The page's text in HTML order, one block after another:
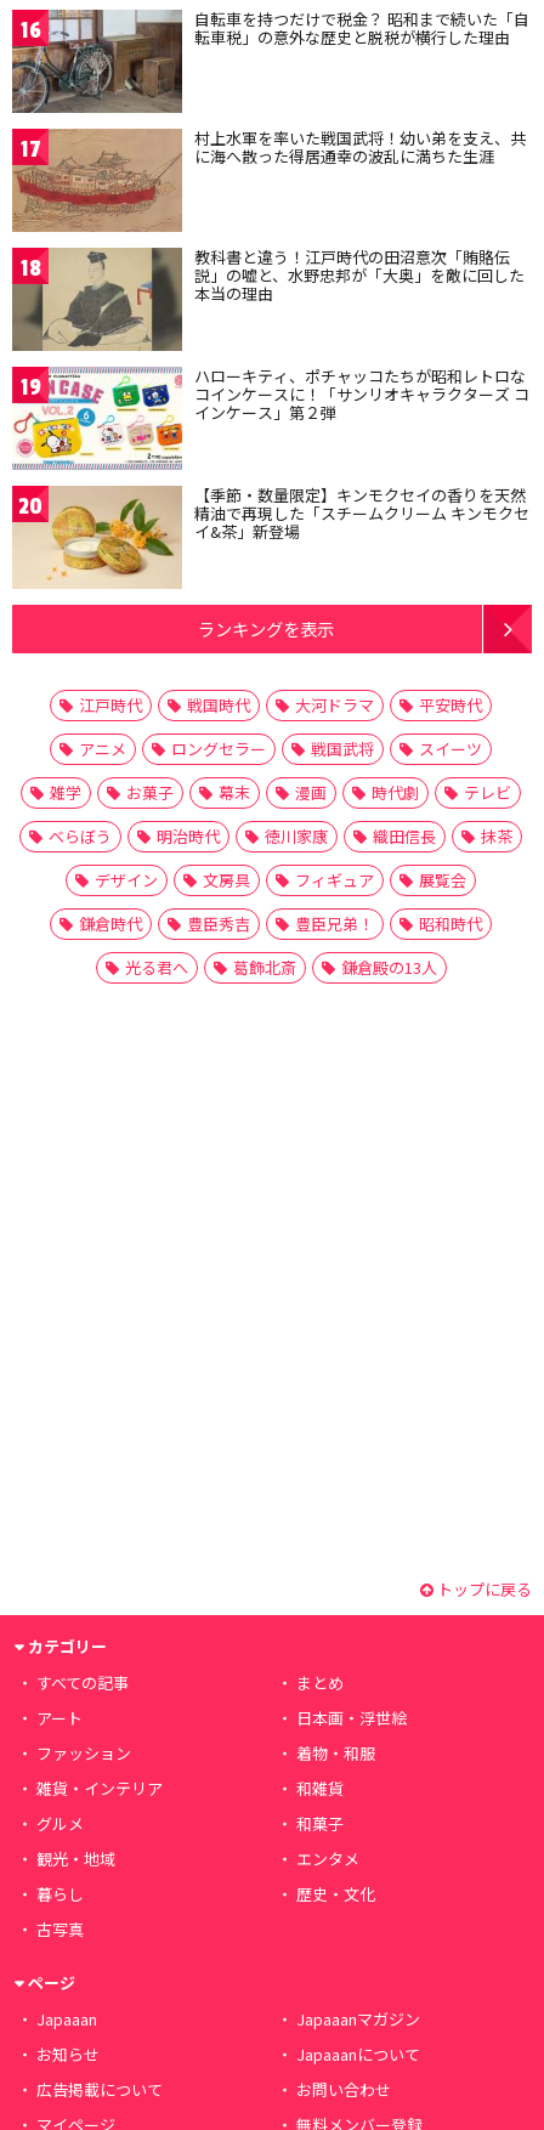
16 自転車を持つだけで税金？ 昭和まで続いた「自
転車税」の意外な歴史と脱税が横行した理由
17 村上水軍を率いた戦国武将！幼い弟を支え、共
に海へ散った得居通幸の波乱に満ちた生涯
18 教科書と違う！江戸時代の田沼意次「賄賂伝
説」の嘘と、水野忠邦が「大奥」を敵に回した
本当の理由
19 ハローキティ、ポチャッコたちが昭和レトロな
コインケースに！「サンリオキャラクターズ コ
インケース」第２弾
20 【季節・数量限定】キンモクセイの香りを天然
精油で再現した「スチームクリーム キンモクセ
イ&茶」新登場
ランキングを表示
江戸時代 戦国時代 大河ドラマ
平安時代
アニメ
ロングセラー 戦国武将
スイーツ
雑学
お菓子 幕末 漫画 時代劇
テレビ
べらぼう
明治時代 徳川家康 織田信長
抹茶
デザイン
文房具 フィギュア
展覧会
鎌倉時代
豊臣秀吉 豊臣兄弟！
昭和時代
光る君へ
葛飾北斎 鎌倉殿の13人
トップに戻る
カテゴリー
すべての記事
まとめ
アート
日本画・浮世絵
ファッション
着物・和服
雑貨・インテリア
和雑貨
グルメ
和菓子
観光・地域
エンタメ
暮らし
歴史・文化
古写真
ページ
Japaaan
Japaaanマガジン
お知らせ
Japaaanについて
広告掲載について
お問い合わせ
マイページ
無料メンバー登録